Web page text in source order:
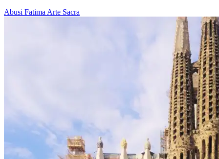
Abusi Fatima Arte Sacra